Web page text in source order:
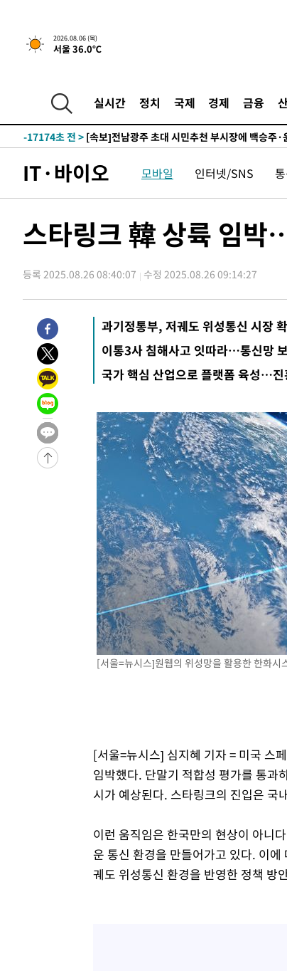
2026.08.06 (목)
서울 36.0℃
실시간 정치 국제 경제 금융
-23505초 전 >"美간섭에 합의 지연"…트럼프, '이란 호르무즈
-20025초 전 >[속보]산업장관 "李정부, 원전 반대 안해…안정 전
-18109초 전 >
[속보]산업장관 "美무역법 제301조 과잉생산 결
-17902초 전 >
-17174초 전 > [속보]전남광주 초대 시민추천 부시장에 백승주·
-13302초 전 > [속보]코스닥, 2.15포인트(0.27%) 내린 797.44
-13285초 전 >[속보]코스피, 119.51포인트(1.81%) 내린
-9683초 전 >서울 낮 39도 '폭염중대경보'…40도 관측 가능성도
13분 전 >[속보] 호르무즈 해협 이란-오만 협상 기대속 뉴욕증시
40분 전 >[속보] 이란 대통령 "지금 최고지도자와 소통하기가
4시간 전 >
[속보] "이란-오만, 호르무즈 해협 통행 항로 합의" 이
-31309초 전 >
손흥민, 5경기 연속골 실패…LAFC는 승부차기
-23910초 전 >
내일까지 39도 '펄펄'…기상청 "태풍 지나며 폭
-23547초 전 >
트럼프, 한국계 진보 주지사 후보 맹공…"공산주
-23525초 전 >
-20045초 전 >
[속보]산업장관 "李정부, 원전 반대 안해…안정
-18742초 전 >
[속보]경찰, '홍명보 선임 논란' 대한축구협회·축
-18129초 전 >
[속보]산업장관 "美무역법 제301조 과잉생산 결
[속보]코스피 매도사이드카 발동…4%대 급락
[속보]전남광주 초대 시민추천 부시장에 백승주·
서울 열대야 15일째 지속…비공식 '초열대야' 30
[속보]코스닥, 2.15포인트(0.27%) 내린 797.44
[속보]코스피, 119.51포인트(1.81%) 내린
6월 경상수지 497.3억 달러…두 달 연속 사상 최대
서울 낮 39도 '폭염중대경보'…40도 관측 가능성도
미 워싱턴주 스포캔 시의 통제불능 3개 산불, 방화
[속보] 호르무즈 해협 이란-오만 협상 기대속 뉴욕증시
[속보] 이란 대통령 "지금 최고지도자와 소통하기가
IT·바이오 모바일 인터넷/SNS
스타링크 韓 상륙 임박
등록 2025.08.26 08:40:07 수정 2025.08.26 09:14:27
과기정통부, 저궤도 위성통신 시장
이통3사 침해사고 잇따라…통신망
국가 핵심 산업으로 플랫폼 육성…
[서울=뉴시스]원웹의 위성망을 활용한 한화
[서울=뉴시스] 심지혜 기자 = 미국 스
임박했다. 단말기 적합성 평가를 통과
시가 예상된다. 스타링크의 진입은 국
이런 움직임은 한국만의 현상이 아니
운 통신 환경을 만들어가고 있다. 이
궤도 위성통신 환경을 반영한 정책 방